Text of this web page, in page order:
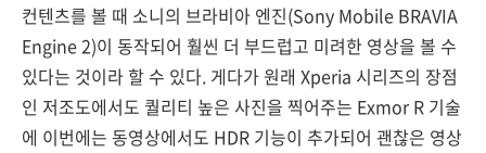
컨텐츠를 볼 때 소니의 브라비아 엔진(Sony Mobile BRAVIA
Engine 2)이 동작되어 훨씬 더 부드럽고 미려한 영상을 볼 수
있다는 것이라 할 수 있다. 게다가 원래 Xperia 시리즈의 장점
인 저조도에서도 퀄리티 높은 사진을 찍어주는 Exmor R 기술
에 이번에는 동영상에서도 HDR 기능이 추가되어 괜찮은 영상